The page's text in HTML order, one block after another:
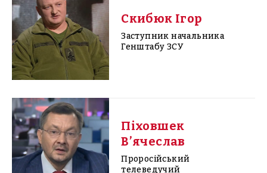
Скибюк Ігор
Заступник начальника
Генштабу ЗСУ
Піховшек
В’ячеслав
Проросійський
телеведучий